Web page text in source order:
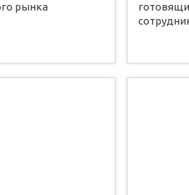
рынка